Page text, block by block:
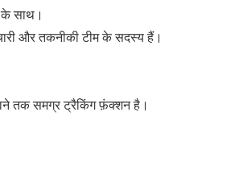
के साथ।
और तकनीकी टीम के सदस्य हैं।
तक समग्र ट्रैकिंग फ़ंक्शन है।